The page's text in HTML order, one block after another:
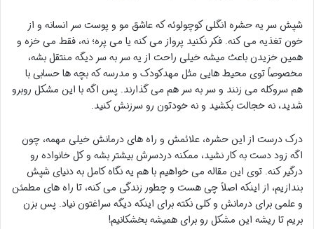
شپش سر یه حشره انگلی کوچولوئه که عاشق مو و پوست سر انسانه و از
خون تغذیه می کنه. فکر نکنید پرواز می کنه یا می پره؛ نه، فقط می خزه و
همین خزیدن باعث میشه خیلی راحت از یه سر به سر دیگه منتقل بشه،
مخصوصاً توی محیط هایی مثل مهدکودک و مدرسه که بچه ها حسابی با
هم سروکله می زنند و سر به سر هم می گذارند. پس اگه با این مشکل روبرو
شدید، نه خجالت بکشید و نه خودتون رو سرزنش کنید.
درک درست از این حشره، علائمش و راه های درمانش خیلی مهمه، چون
اگه زود دست به کار نشید، ممکنه دردسرش بیشتر بشه و کل خانواده رو
درگیر کنه. توی این مقاله می خواهیم با هم یه نگاه کامل به دنیای شپش
بندازیم، از اینکه اصلاً چی هست و چطور زندگی می کنه، تا راه های مطمئن
و علمی برای درمانش و کلی نکته برای اینکه دیگه سراغتون نیاد. پس بزن
بریم تا ریشه این مشکل رو برای همیشه بخشکانیم!